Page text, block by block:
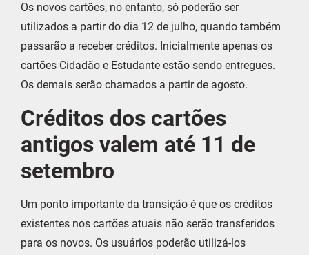
Os novos cartões, no entanto, só poderão ser
utilizados a partir do dia 12 de julho, quando também
passarão a receber créditos. Inicialmente apenas os
cartões Cidadão e Estudante estão sendo entregues.
Os demais serão chamados a partir de agosto.
Créditos dos cartões
antigos valem até 11 de
setembro
Um ponto importante da transição é que os créditos
existentes nos cartões atuais não serão transferidos
para os novos. Os usuários poderão utilizá-los